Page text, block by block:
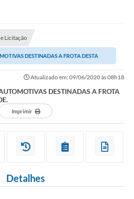
Licitação
DESTINADAS A FROTA DESTA
Atualizado em: 09/06/2020 às 08h18
DESTINADAS A FROTA
Imprimir
Detalhes